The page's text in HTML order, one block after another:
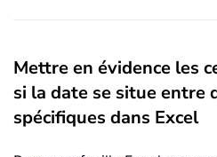
Mettre en évidence les
si la date se situe entre
spécifiques dans Excel